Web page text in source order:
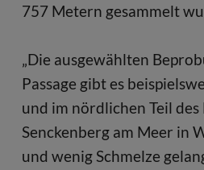
757 Metern gesammelt
„Die ausgewählten
Passage gibt es
und im nördlichen Teil
Senckenberg am Meer in
und wenig Schmelze